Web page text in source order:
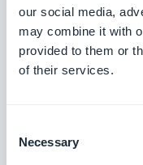
our social media,
may combine it with
provided to them or
of their services.
Selection
Necessary
para o seu